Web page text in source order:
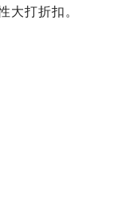
大打折扣。